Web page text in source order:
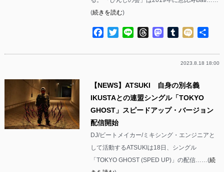
(続きを読む)
Facebook
TwitterLine ThreadsMastodon
Tumblr
Mixi
2023.8.18 18:00
【NEWS】ATSUKI 自身の別名義
IKUSTAとの連盟シングル「TOKYO
GHOST」スピードアップ・バージョン
配信開始
DJ/ビートメイカー/ミキシング・エンジニアと
して活動するATSUKIは18日、シングル
「TOKYO GHOST (SPED UP)」の配信……(続